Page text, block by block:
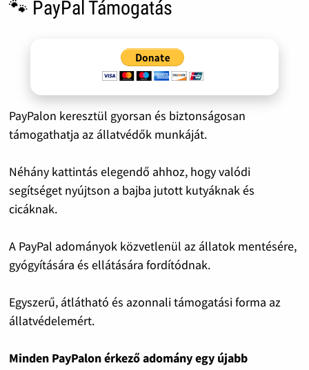
🐾 PayPal Támogatás
PayPalon keresztül gyorsan és biztonságosan
támogathatja az állatvédők munkáját.
Néhány kattintás elegendő ahhoz, hogy valódi
segítséget nyújtson a bajba jutott kutyáknak és
cicáknak.
A PayPal adományok közvetlenül az állatok mentésére,
gyógyítására és ellátására fordítódnak.
Egyszerű, átlátható és azonnali támogatási forma az
állatvédelemért.
Minden PayPalon érkező adomány egy újabb